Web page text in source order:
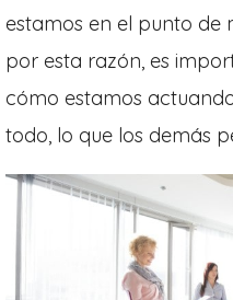
estamos en el punto de
por esta razón, es
cómo estamos
todo, lo que los demás